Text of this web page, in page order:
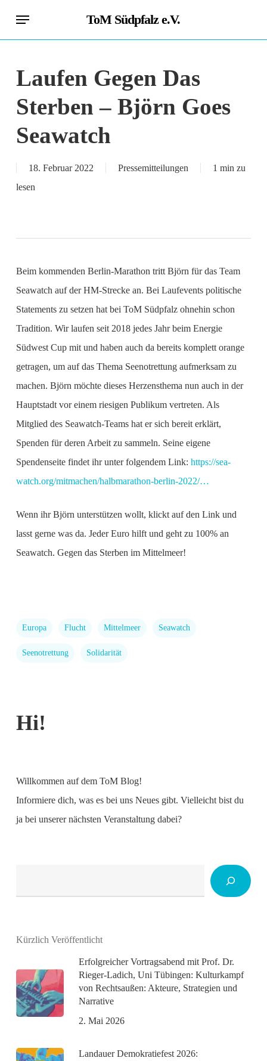
ToM Südpfalz e.V.
Menu
Laufen Gegen Das
Sterben – Björn Goes
Seawatch
18. Februar 2022 Pressemitteilungen
1 min zu
lesen
Beim kommenden Berlin-Marathon tritt Björn für das Team
Seawatch auf der HM-Strecke an. Bei Laufevents politische
Statements zu setzen hat bei ToM Südpfalz ohnehin schon
Tradition. Wir laufen seit 2018 jedes Jahr beim Energie
Südwest Cup mit und haben auch da bereits komplett orange
getragen, um auf das Thema Seenotrettung aufmerksam zu
machen. Björn möchte dieses Herzensthema nun auch in der
Hauptstadt vor einem riesigen Publikum vertreten. Als
Mitglied des Seawatch-Teams hat er sich bereit erklärt,
Spenden für deren Arbeit zu sammeln. Seine eigene
Spendenseite findet ihr unter folgendem Link: https://sea-
watch.org/mitmachen/halbmarathon-berlin-2022/…
Wenn ihr Björn unterstützen wollt, klickt auf den Link und
lasst gerne was da. Jeder Euro hilft und geht zu 100% an
Seawatch. Gegen das Sterben im Mittelmeer!
Europa Flucht Mittelmeer Seawatch
Seenotrettung Solidarität
Hi!
Willkommen auf dem ToM Blog!
Informiere dich, was es bei uns Neues gibt. Vielleicht bist du
ja bei unserer nächsten Veranstaltung dabei?
Kürzlich Veröffentlicht
Erfolgreicher Vortragsabend mit Prof. Dr.
Rieger-Ladich, Uni Tübingen: Kulturkampf
von Rechtsaußen: Akteure, Strategien und
Narrative
2. Mai 2026
Landauer Demokratiefest 2026: